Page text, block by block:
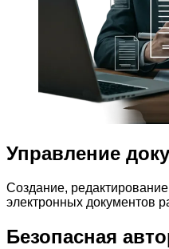
Управление
Создание,
электронных документов
Безопасная